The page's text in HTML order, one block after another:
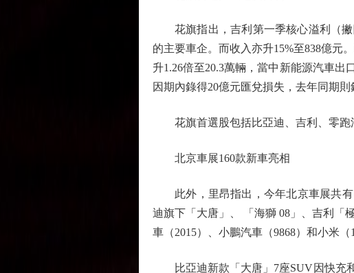
花旗指出，吉利第一季核心溢利（撇
的主要車企。而收入亦升15%至838億元
升1.26倍至20.3萬輛，當中新能源汽車出
因期內錄得20億元匯兌損失，去年同期則
花旗首選股包括比亞迪、吉利、零跑汽
北京車展160款新車亮相
此外，里昂指出，今年北京車展共有
迪旗下「大唐」、 「海獅 08」、吉利「
車（2015）、小鵬汽車（9868）和小米
比亞迪新款「大唐」7座SUV因快充和